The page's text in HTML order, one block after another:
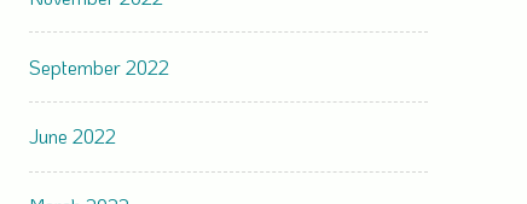
September 2022
June 2022